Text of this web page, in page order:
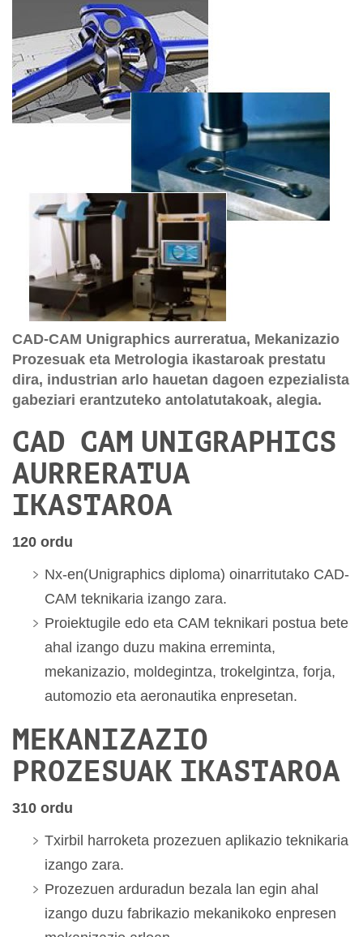
CAD-CAM Unigraphics aurreratua, Mekanizazio
Prozesuak eta Metrologia ikastaroak prestatu
dira, industrian arlo hauetan dagoen ezpezialista
gabeziari erantzuteko antolatutakoak, alegia.
CAD  CAM UNIGRAPHICS
AURRERATUA
IKASTAROA
120 ordu
Nx-en(Unigraphics diploma) oinarritutako CAD-
CAM teknikaria izango zara.
Proiektugile edo eta CAM teknikari postua bete
ahal izango duzu makina erreminta,
mekanizazio, moldegintza, trokelgintza, forja,
automozio eta aeronautika enpresetan.
MEKANIZAZIO
PROZESUAK IKASTAROA
310 ordu
Txirbil harroketa prozezuen aplikazio teknikaria
izango zara.
Prozezuen arduradun bezala lan egin ahal
izango duzu fabrikazio mekanikoko enpresen